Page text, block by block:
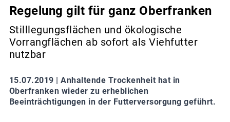
Regelung gilt für ganz Oberfranken
Stilllegungsflächen und ökologische
Vorrangflächen ab sofort als Viehfutter
nutzbar
15.07.2019 | Anhaltende Trockenheit hat in
Oberfranken wieder zu erheblichen
Beeinträchtigungen in der Futterversorgung geführt.